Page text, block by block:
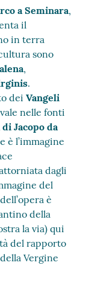
a Seminara,
il
in terra
sono
,
.
deiVangeli
nelle fonti
Jacopo da
è l’immagine
dagli
del
è
della
la via) qui
del rapporto
Vergine